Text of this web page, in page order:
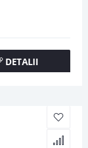
DETALII